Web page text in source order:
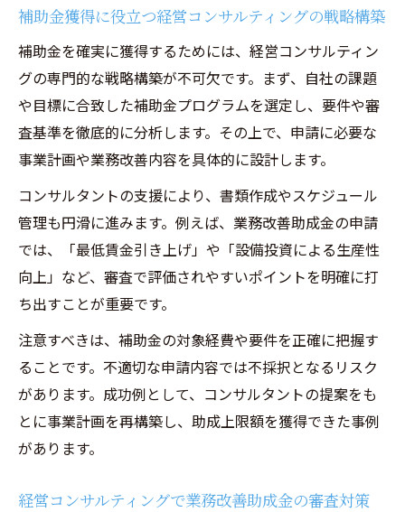
補助金獲得に役立つ経営コンサルティングの戦略構築
補助金を確実に獲得するためには、経営コンサルティン
グの専門的な戦略構築が不可欠です。まず、自社の課題
や目標に合致した補助金プログラムを選定し、要件や審
査基準を徹底的に分析します。その上で、申請に必要な
事業計画や業務改善内容を具体的に設計します。
コンサルタントの支援により、書類作成やスケジュール
管理も円滑に進みます。例えば、業務改善助成金の申請
では、「最低賃金引き上げ」や「設備投資による生産性
向上」など、審査で評価されやすいポイントを明確に打
ち出すことが重要です。
注意すべきは、補助金の対象経費や要件を正確に把握す
ることです。不適切な申請内容では不採択となるリスク
があります。成功例として、コンサルタントの提案をも
とに事業計画を再構築し、助成上限額を獲得できた事例
があります。
経営コンサルティングで業務改善助成金の審査対策